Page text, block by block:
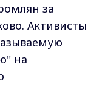
за
Активисты
на